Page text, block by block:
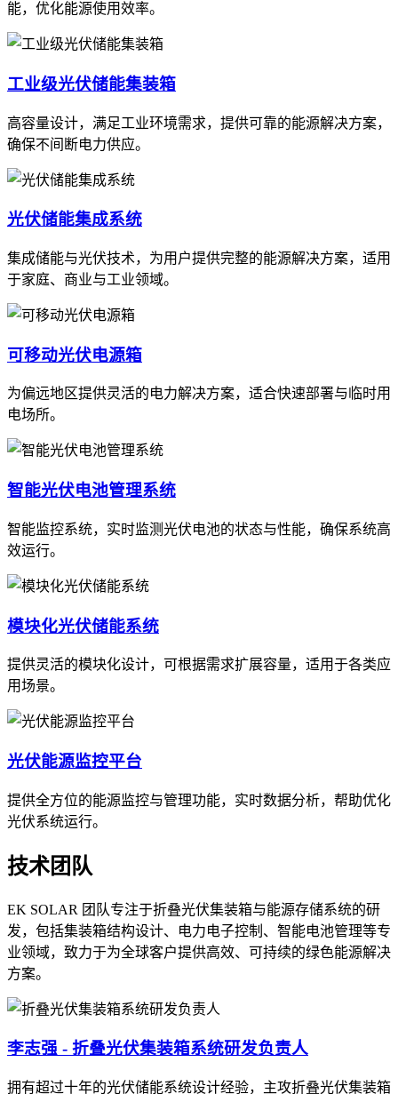
能，优化能源使用效率。
工业级光伏储能集装箱
高容量设计，满足工业环境需求，提供可靠的能源解决方案，
确保不间断电力供应。
光伏储能集成系统
集成储能与光伏技术，为用户提供完整的能源解决方案，适用
于家庭、商业与工业领域。
可移动光伏电源箱
为偏远地区提供灵活的电力解决方案，适合快速部署与临时用
电场所。
智能光伏电池管理系统
智能监控系统，实时监测光伏电池的状态与性能，确保系统高
效运行。
模块化光伏储能系统
提供灵活的模块化设计，可根据需求扩展容量，适用于各类应
用场景。
光伏能源监控平台
提供全方位的能源监控与管理功能，实时数据分析，帮助优化
光伏系统运行。
技术团队
EK SOLAR 团队专注于折叠光伏集装箱与能源存储系统的研
发，包括集装箱结构设计、电力电子控制、智能电池管理等专
业领域，致力于为全球客户提供高效、可持续的绿色能源解决
方案。
李志强 - 折叠光伏集装箱系统研发负责人
拥有超过十年的光伏储能系统设计经验，主攻折叠光伏集装箱